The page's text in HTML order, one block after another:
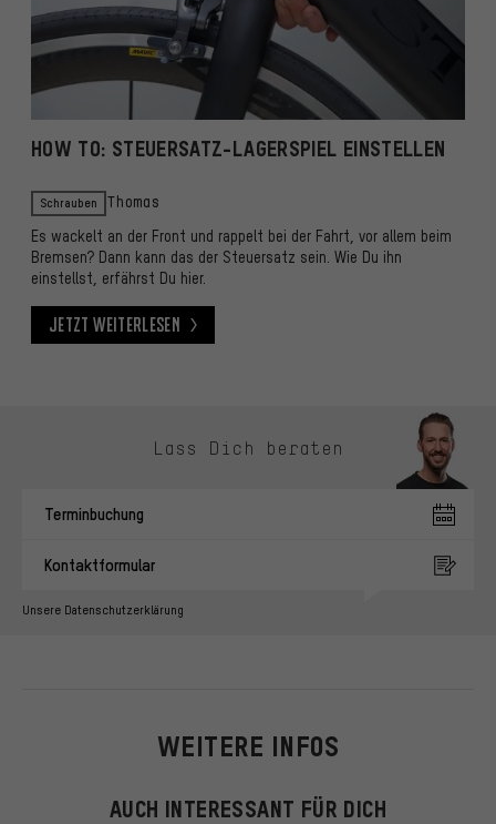
HOW TO: STEUERSATZ-LAGERSPIEL EINSTELLEN
Schrauben Thomas
Es wackelt an der Front und rappelt bei der Fahrt, vor allem beim
Bremsen? Dann kann das der Steuersatz sein. Wie Du ihn
einstellst, erfährst Du hier.
Jetzt weiterlesen
Lass Dich beraten
Terminbuchung
Kontaktformular
Unsere Datenschutzerklärung
WEITERE INFOS
AUCH INTERESSANT FÜR DICH